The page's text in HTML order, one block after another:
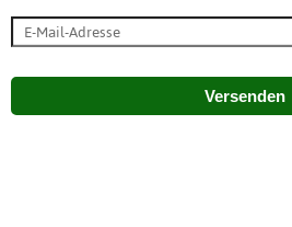
Versenden